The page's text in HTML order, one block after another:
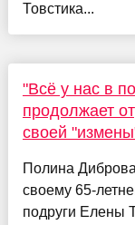
Товстика...
"Всё у нас в
продолжает
своей
Полина
своему 65-
подруги Елены